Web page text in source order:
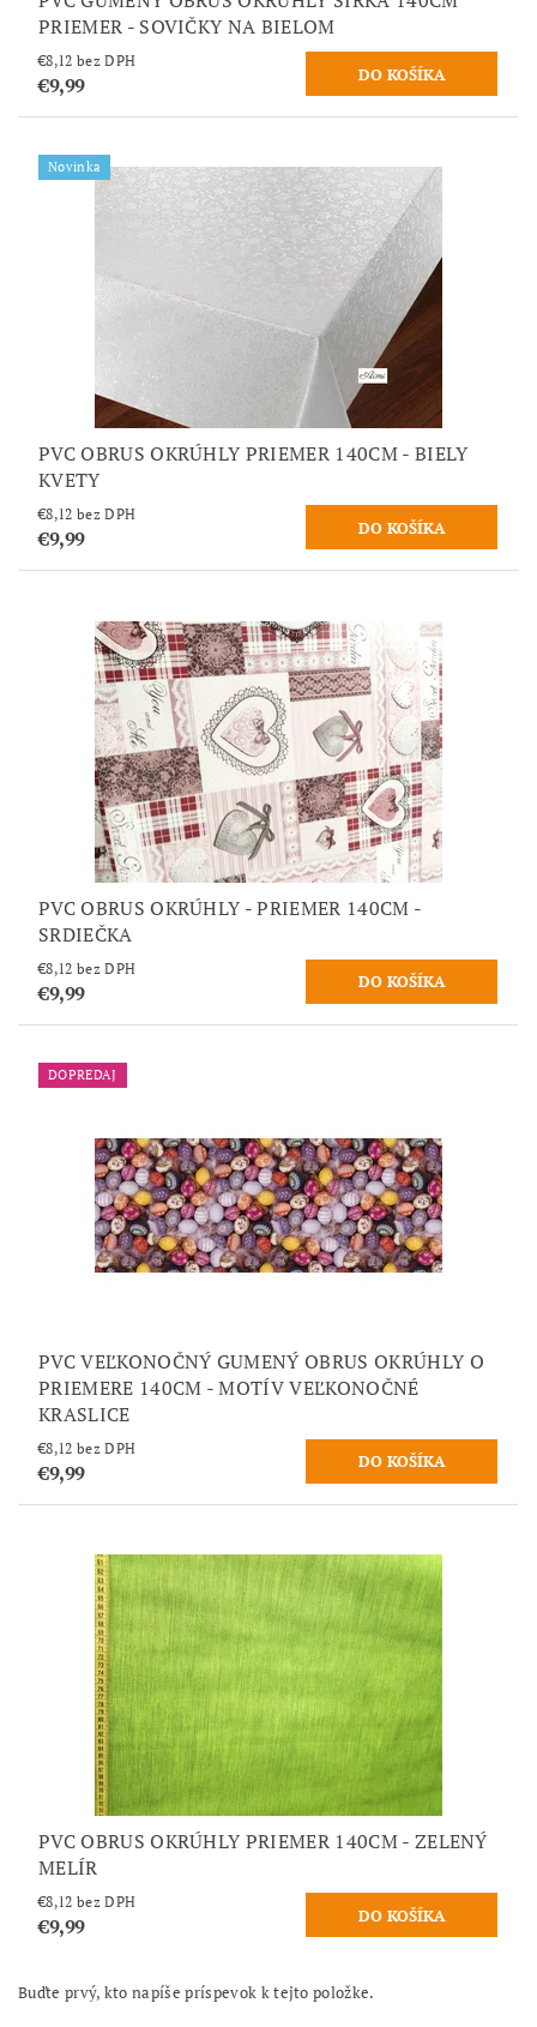
PRIEMER - SOVIČKY NA BIELOM
€8,12 bez DPH
€9,99
Novinka
PVC OBRUS OKRÚHLY PRIEMER 140CM - BIELY
KVETY
€8,12 bez DPH
€9,99
PVC OBRUS OKRÚHLY - PRIEMER 140CM -
SRDIEČKA
€8,12 bez DPH
€9,99
DOPREDAJ
PVC VEĽKONOČNÝ GUMENÝ OBRUS OKRÚHLY O
PRIEMERE 140CM - MOTÍV VEĽKONOČNÉ
KRASLICE
€8,12 bez DPH
€9,99
PVC OBRUS OKRÚHLY PRIEMER 140CM - ZELENÝ
MELÍR
€8,12 bez DPH
€9,99
Buďte prvý, kto napíše príspevok k tejto položke.